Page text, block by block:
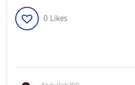
0 Likes